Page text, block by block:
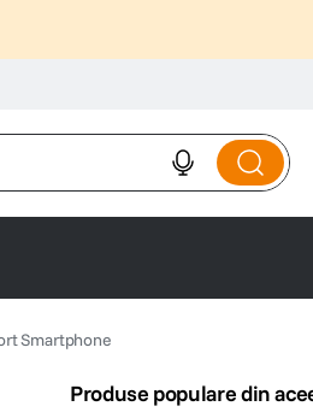
Smartphone
Produse populare din